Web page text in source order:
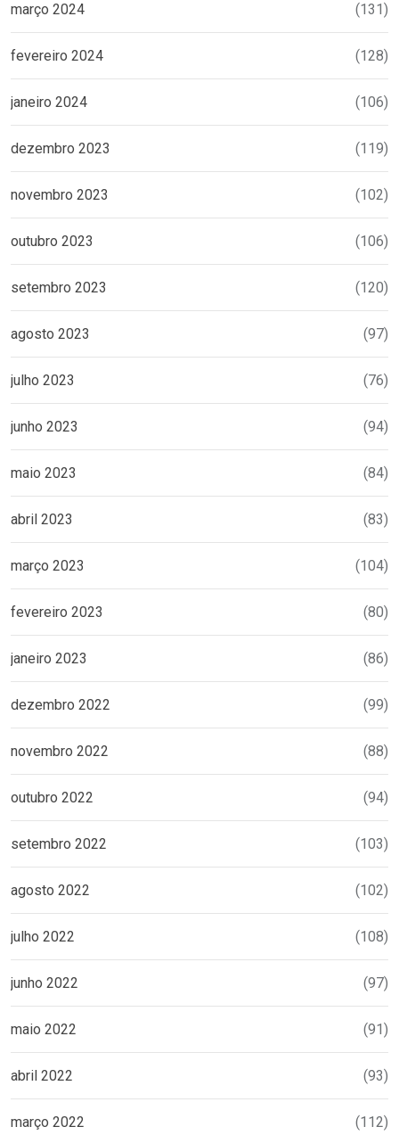
março 2024 (131)
fevereiro 2024 (128)
janeiro 2024 (106)
dezembro 2023 (119)
novembro 2023 (102)
outubro 2023 (106)
setembro 2023 (120)
agosto 2023 (97)
julho 2023 (76)
junho 2023 (94)
maio 2023 (84)
abril 2023 (83)
março 2023 (104)
fevereiro 2023 (80)
janeiro 2023 (86)
dezembro 2022 (99)
novembro 2022 (88)
outubro 2022 (94)
setembro 2022 (103)
agosto 2022 (102)
julho 2022 (108)
junho 2022 (97)
maio 2022 (91)
abril 2022 (93)
março 2022 (112)